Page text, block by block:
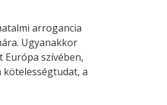
arrogancia
Ugyanakkor
szívében,
kötelességtudat, a